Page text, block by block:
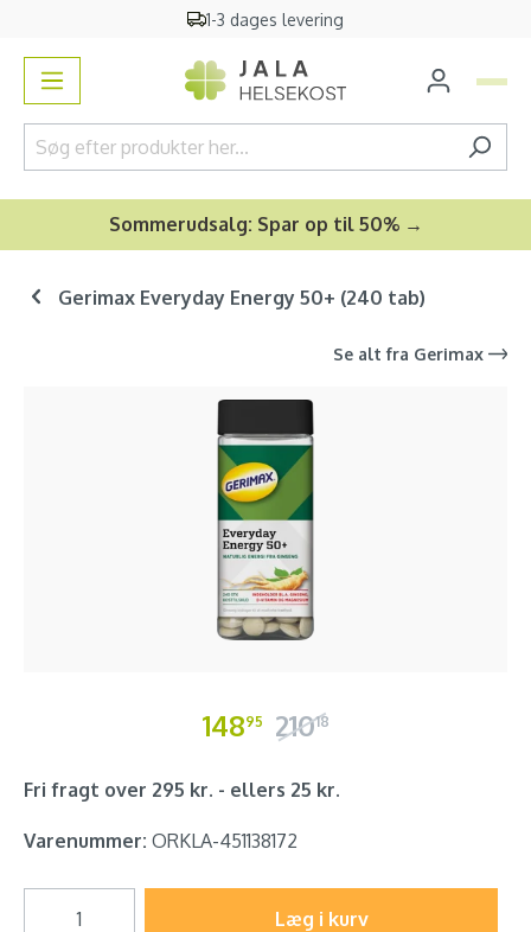
1-3 dages levering
Sommerudsalg: Spar op til 50% →
Gerimax Everyday Energy 50+ (240 tab)
Se alt fra Gerimax
Spring over billedgalleri
14895 21018
Fri fragt over 295 kr. - ellers 25 kr.
Varenummer: ORKLA-451138172
Læg i kurv